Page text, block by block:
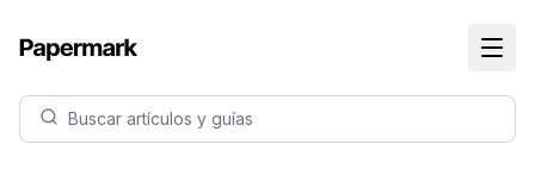
Buscar artículos y guías